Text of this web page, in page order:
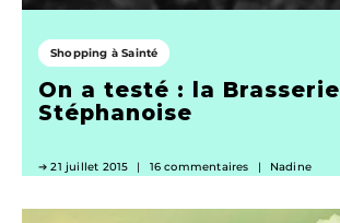
Shopping à Sainté
On a testé : la Brasserie
Stéphanoise
21 juillet 2015 16 commentaires Nadine